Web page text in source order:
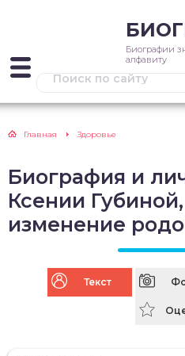
Биографии
алфавиту
Главная Здоровье
Биография и
Ксении
изменение
Текст